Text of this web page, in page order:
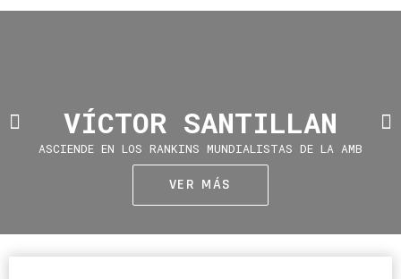
VÍCTOR SANTILLAN
ASCIENDE EN LOS RANKINS MUNDIALISTAS DE LA AMB
VER MÁS